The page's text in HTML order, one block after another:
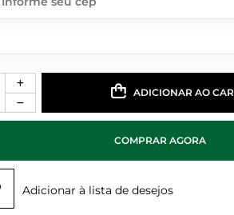
ADICIONAR AO
COMPRAR AGORA
Adicionar à lista de desejos